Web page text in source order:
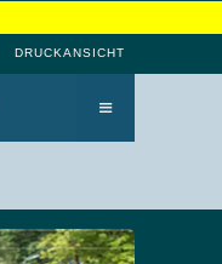
DRUCKANSICHT
≡